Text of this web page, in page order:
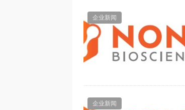
企业新闻
的全人源抗体开发"
企业新闻